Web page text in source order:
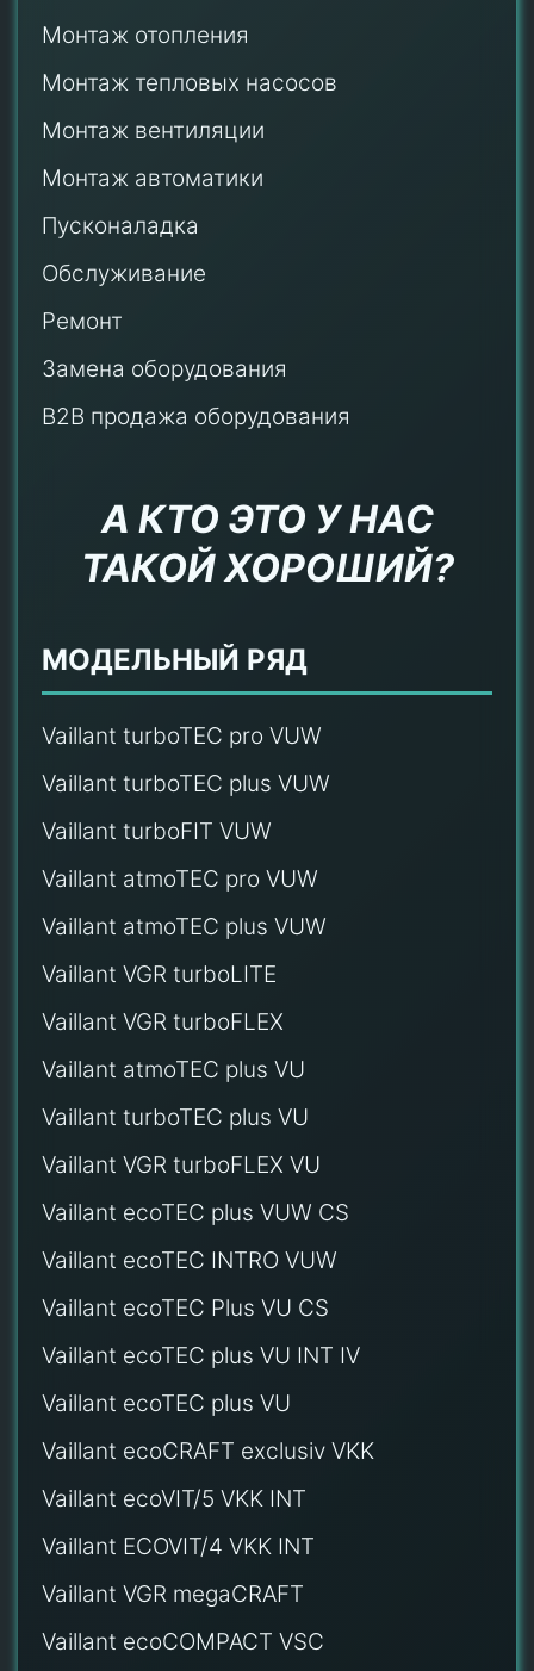
Монтаж отопления
Монтаж тепловых насосов
Монтаж вентиляции
Монтаж автоматики
Пусконаладка
Обслуживание
Ремонт
Замена оборудования
B2B продажа оборудования
А КТО ЭТО У НАС
ТАКОЙ ХОРОШИЙ?
МОДЕЛЬНЫЙ РЯД
Vaillant turboTEC pro VUW
Vaillant turboTEC plus VUW
Vaillant turboFIT VUW
Vaillant atmoTEC pro VUW
Vaillant atmoTEC plus VUW
Vaillant VGR turboLITE
Vaillant VGR turboFLEX
Vaillant atmoTEC plus VU
Vaillant turboTEC plus VU
Vaillant VGR turboFLEX VU
Vaillant ecoTEC plus VUW CS
Vaillant ecoTEC INTRO VUW
Vaillant ecoTEC Plus VU CS
Vaillant ecoTEC plus VU INT IV
Vaillant ecoTEC plus VU
Vaillant ecoCRAFT exclusiv VKK
Vaillant ecoVIT/5 VKK INT
Vaillant ECOVIT/4 VKK INT
Vaillant VGR megaCRAFT
Vaillant ecoCOMPACT VSC